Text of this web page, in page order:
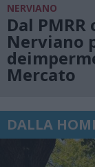
NERVIANO
Dal
Nerviano
Mercato
DALLA